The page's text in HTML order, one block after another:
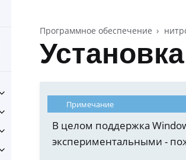
Toggle navigation of Nitrokeys
Toggle navigation of NitroPad, NitroPC
Toggle navigation of NitroPhone, NitroTablet
Toggle navigation of NextBox
Программное обеспечение
Установка
Примечание
В целом поддержка
экспериментальными -